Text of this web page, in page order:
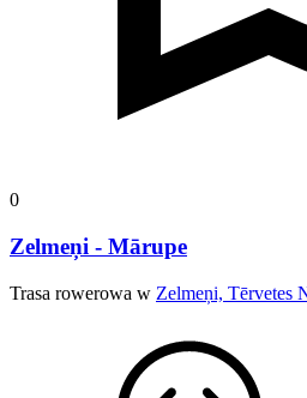
0
Zelmeņi - Mārupe
Trasa rowerowa w Zelmeņi, Tērvetes